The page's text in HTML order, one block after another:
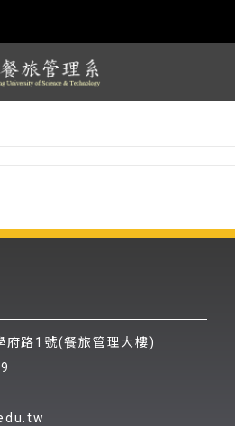
府路1號(餐旅管理大樓)